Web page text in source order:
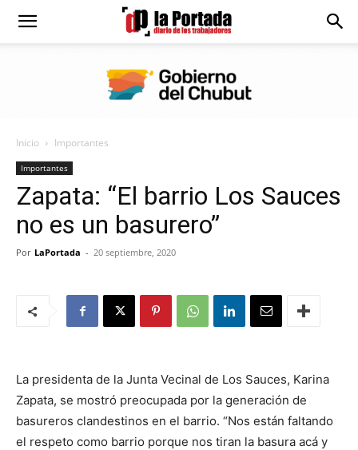
Diario
Portada
Inicio Importantes
Importantes
Zapata: “El barrio Los Sauces
no es un basurero”
Por LaPortada - 20 septiembre, 2020
La presidenta de la Junta Vecinal de Los Sauces, Karina
Zapata, se mostró preocupada por la generación de
basureros clandestinos en el barrio. “Nos están faltando
el respeto como barrio porque nos tiran la basura acá y